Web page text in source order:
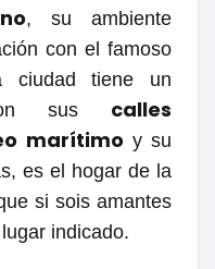
, su ambiente
con el famoso
ciudad tiene un
sus calles
marítimo y su
es el hogar de la
si sois amantes
indicado.